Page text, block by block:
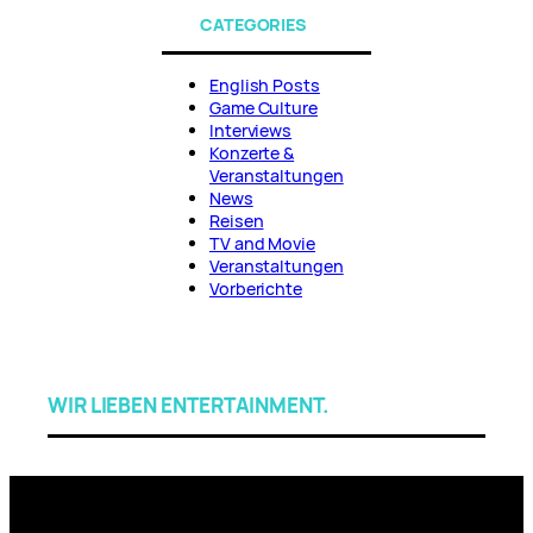
CATEGORIES
English Posts
Game Culture
Interviews
Konzerte &
Veranstaltungen
News
Reisen
TV and Movie
Veranstaltungen
Vorberichte
WIR LIEBEN ENTERTAINMENT.